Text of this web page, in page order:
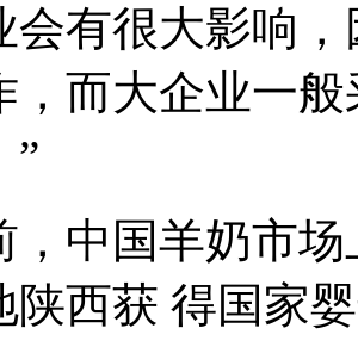
会有很大影响
，而大企业一
”
国羊奶市场
陕西获 得国家